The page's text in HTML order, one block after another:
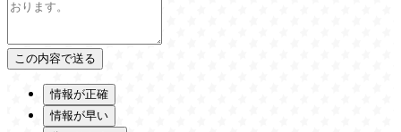
情報が正確
情報が早い